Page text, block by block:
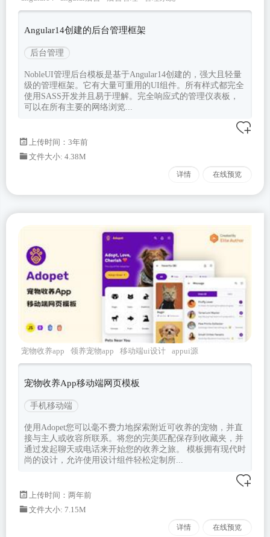
ui
admin界面
Angular14创建的后台管理框架
后台管理
NobleUI管理后台模板是基于Angular14创建的，强大且轻量
级的管理框架。它有大量可重用的UI组件。所有样式都完全
使用SASS开发并且易于理解。完全响应式的管理仪表板，
可以在所有主要的网络浏览...
上传时间：3年前
文件大小: 4.38M
详情 在线预览
宠物收养app 领养宠物app 移动端ui设计
appui源
码
adopet
宠物收养App移动端网页模板
手机移动端
使用Adopet您可以毫不费力地探索附近可收养的宠物，并直
接与主人或收容所联系。将您的完美匹配保存到收藏夹，并
通过发起聊天或电话来开始您的收养之旅。 模板拥有现代时
尚的设计，允许使用设计组件轻松定制所...
上传时间：两年前
文件大小: 7.15M
详情 在线预览